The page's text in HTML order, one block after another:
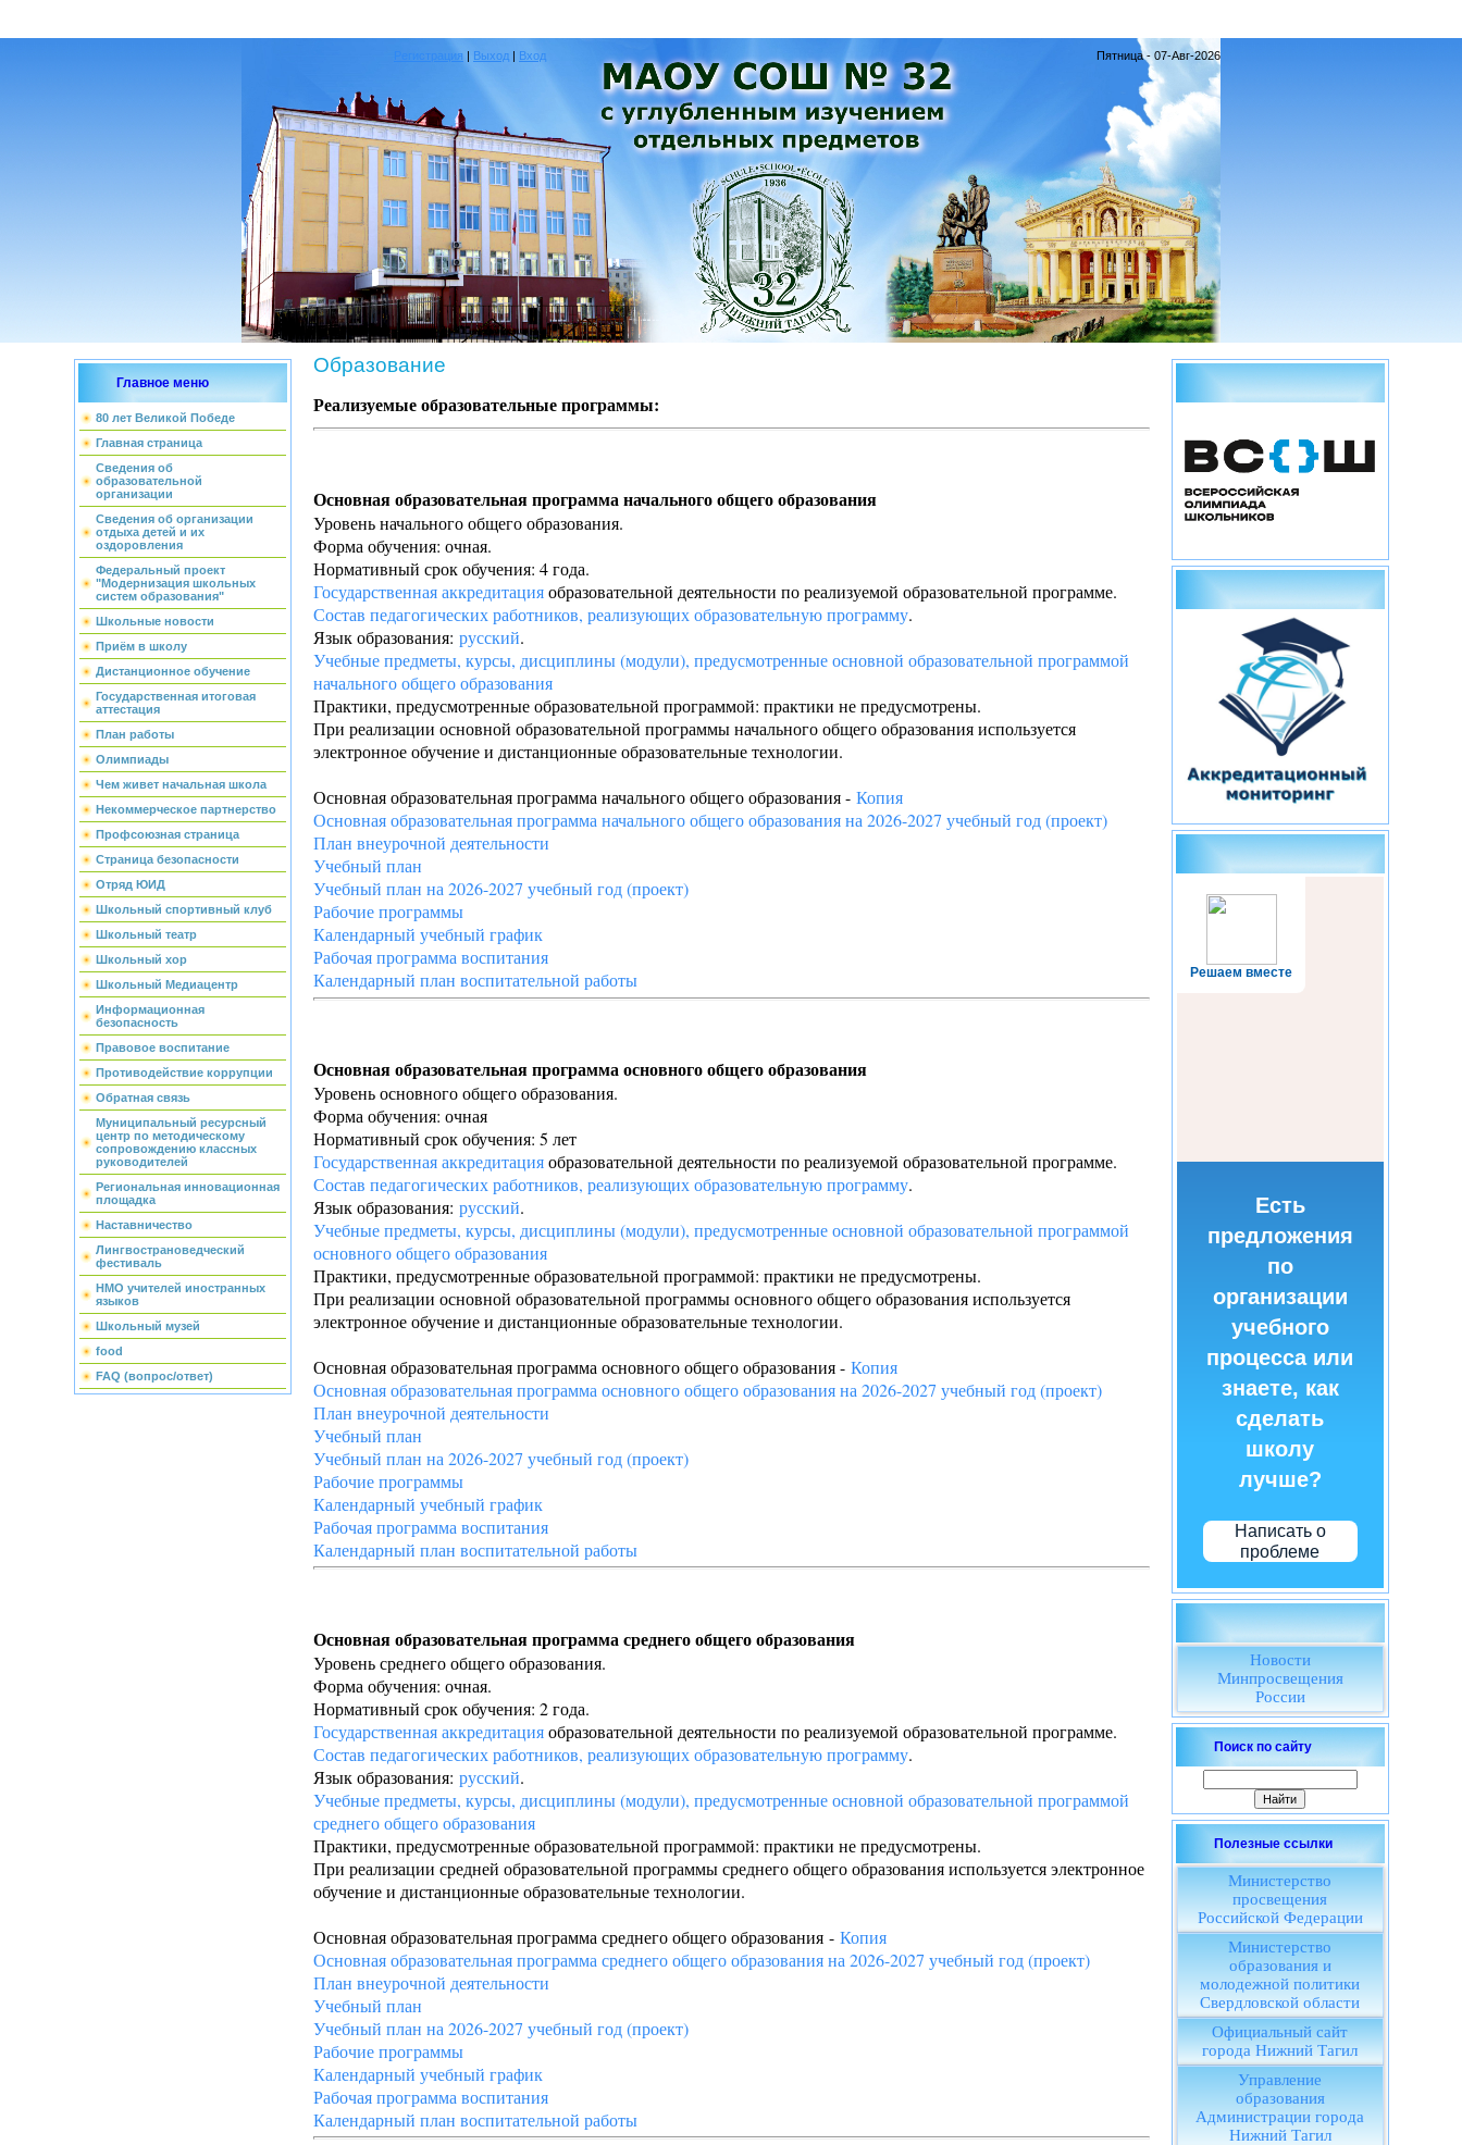
Регистрация | Выход | Вход Пятница - 07-Авг-2026
Главное меню
80 лет Великой Победе
Главная страница
Сведения об
образовательной
организации
Сведения об организации
отдыха детей и их
оздоровления
Федеральный проект
"Модернизация школьных
систем образования"
Школьные новости
Приём в школу
Дистанционное обучение
Государственная итоговая
аттестация
План работы
Олимпиады
Чем живет начальная школа
Некоммерческое партнерство
Профсоюзная страница
Страница безопасности
Отряд ЮИД
Школьный спортивный клуб
Школьный театр
Школьный хор
Школьный Медиацентр
Информационная
безопасность
Правовое воспитание
Противодействие коррупции
Обратная связь
Муниципальный ресурсный
центр по методическому
сопровождению классных
руководителей
Региональная инновационная
площадка
Наставничество
Лингвострановедческий
фестиваль
НМО учителей иностранных
языков
Школьный музей
food
FAQ (вопрос/ответ)
Образование
Реализуемые образовательные программы:
Основная образовательная программа начального общего образования
Уровень начального общего образования.
Форма обучения: очная.
Нормативный срок обучения: 4 года.
Государственная аккредитацияобразовательной деятельности по реализуемой образовательной программе.
Состав педагогических работников, реализующих образовательную программу.
Язык образования: русский.
Учебные предметы, курсы, дисциплины (модули), предусмотренные основной образовательной программой
начального общего образования
Практики, предусмотренные образовательной программой: практики не предусмотрены.
При реализации основной образовательной программы начального общего образования используется
электронное обучение и дистанционные образовательные технологии.
Основная образовательная программа начального общего образования - Копия
Основная образовательная программа начального общего образования на 2026-2027 учебный год (проект)
План внеурочной деятельности
Учебный план
Учебный план на 2026-2027 учебный год (проект)
Рабочие программы
Календарный учебный график
Рабочая программа воспитания
Календарный план воспитательной работы
Основная образовательная программа основного общего образования
Уровень основного общего образования.
Форма обучения: очная
Нормативный срок обучения: 5 лет
Государственная аккредитацияобразовательной деятельности по реализуемой образовательной программе.
Состав педагогических работников, реализующих образовательную программу.
Язык образования: русский.
Учебные предметы, курсы, дисциплины (модули), предусмотренные основной образовательной программой
основного общего образования
Практики, предусмотренные образовательной программой: практики не предусмотрены.
При реализации основной образовательной программы основного общего образования используется
электронное обучение и дистанционные образовательные технологии.
Основная образовательная программа основного общего образования - Копия
Основная образовательная программа основного общего образования на 2026-2027 учебный год (проект)
План внеурочной деятельности
Учебный план
Учебный план на 2026-2027 учебный год (проект)
Рабочие программы
Календарный учебный график
Рабочая программа воспитания
Календарный план воспитательной работы
Основная образовательная программа среднего общего образования
Уровень среднего общего образования.
Форма обучения: очная.
Нормативный срок обучения: 2 года.
Государственная аккредитацияобразовательной деятельности по реализуемой образовательной программе.
Состав педагогических работников, реализующих образовательную программу.
Язык образования: русский.
Учебные предметы, курсы, дисциплины (модули), предусмотренные основной образовательной программой
среднего общего образования
Практики, предусмотренные образовательной программой: практики не предусмотрены.
При реализации средней образовательной программы среднего общего образования используется электронное
обучение и дистанционные образовательные технологии.
Основная образовательная программа среднего общего образования - Копия
Основная образовательная программа среднего общего образования на 2026-2027 учебный год (проект)
План внеурочной деятельности
Учебный план
Учебный план на 2026-2027 учебный год (проект)
Рабочие программы
Календарный учебный график
Рабочая программа воспитания
Календарный план воспитательной работы
Решаем вместе
Есть
предложения
по
организации
учебного
процесса или
знаете, как
сделать
школу
лучше?
Написать о
проблеме
Новости
Минпросвещения
России
Поиск по сайту
Полезные ссылки
Министерство
просвещения
Российской Федерации
Министерство
образования и
молодежной политики
Свердловской области
Официальный сайт
города Нижний Тагил
Управление
образования
Администрации города
Нижний Тагил